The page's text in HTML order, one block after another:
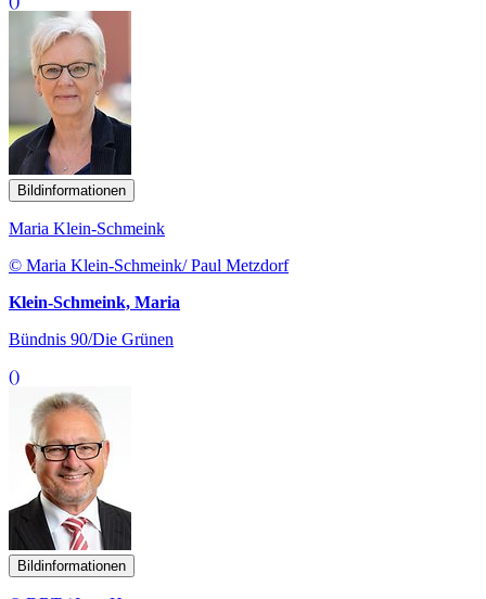
Bildinformationen
Maria Klein-Schmeink
© Maria Klein-Schmeink/ Paul Metzdorf
Klein-Schmeink, Maria
Bündnis 90/Die Grünen
()
Bildinformationen